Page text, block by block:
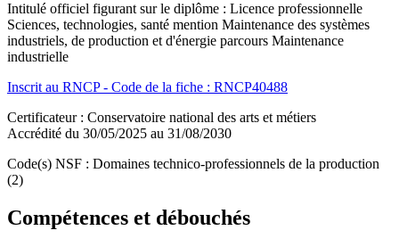
Intitulé officiel figurant sur le diplôme : Licence professionnelle
Sciences, technologies, santé mention Maintenance des systèmes
industriels, de production et d'énergie parcours Maintenance
industrielle
Inscrit au RNCP - Code de la fiche : RNCP40488
Certificateur : Conservatoire national des arts et métiers
Accrédité du 30/05/2025 au 31/08/2030
Code(s) NSF : Domaines technico-professionnels de la production
(2)
Compétences et débouchés